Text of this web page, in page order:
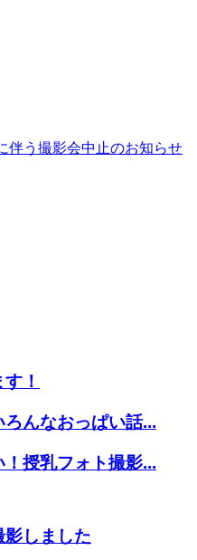
伴う撮影会中止のお知らせ
！
んなおっぱい話...
！授乳フォト撮影...
影しました